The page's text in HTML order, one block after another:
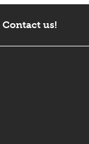
Contact us!